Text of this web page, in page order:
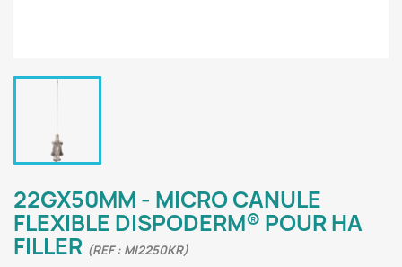
22GX50MM - MICRO CANULE
FLEXIBLE DISPODERM® POUR HA
FILLER (REF : MI2250KR)